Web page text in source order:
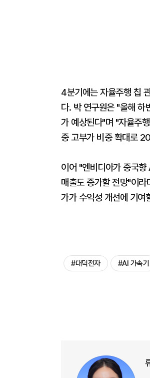
4분기에는 자율주행 칩
다. 박 연구원은 "올해 하
가 예상된다"며 "자율주
중 고부가 비중 확대로
이어 "엔비디아가 중국
매출도 증가할 전망"이
가가 수익성 개선에 기여
#대덕전자 #AI 가속기